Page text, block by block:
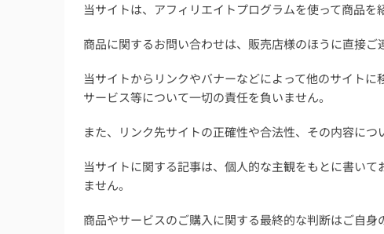
当サイトは、アフィリエイトプログラムを使って商品を
商品に関するお問い合わせは、販売店様のほうに直接ご
当サイトからリンクやバナーなどによって他のサイトに
サービス等について一切の責任を負いません。
また、リンク先サイトの正確性や合法性、その内容につ
当サイトに関する記事は、個人的な主観をもとに書い
ません。
商品やサービスのご購入に関する最終的な判断はご自身